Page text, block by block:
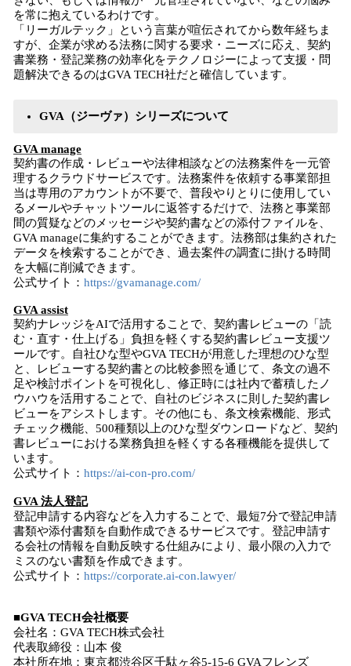
を常に抱えているわけです。
「リーガルテック」という言葉が喧伝されてから数年経ちま
すが、企業が求める法務に関する要求・ニーズに応え、契約
書業務・登記業務の効率化をテクノロジーによって支援・問
題解決できるのはGVA TECH社だと確信しています。
GVA（ジーヴァ）シリーズについて
GVA manage
契約書の作成・レビューや法律相談などの法務案件を一元管
理するクラウドサービスです。法務案件を依頼する事業部担
当は専用のアカウントが不要で、普段やりとりに使用してい
るメールやチャットツールに返答するだけで、法務と事業部
間の質疑などのメッセージや契約書などの添付ファイルを、
GVA manageに集約することができます。法務部は集約された
データを検索することができ、過去案件の調査に掛ける時間
を大幅に削減できます。
公式サイト： https://gvamanage.com/
GVA assist
契約ナレッジをAIで活用することで、契約書レビューの「読
む・直す・仕上げる」負担を軽くする契約書レビュー支援ツ
ールです。自社ひな型やGVA TECHが用意した理想のひな型
と、レビューする契約書との比較参照を通じて、条文の過不
足や検討ポイントを可視化し、修正時には社内で蓄積したノ
ウハウを活用することで、自社のビジネスに則した契約書レ
ビューをアシストします。その他にも、条文検索機能、形式
チェック機能、500種類以上のひな型ダウンロードなど、契約
書レビューにおける業務負担を軽くする各種機能を提供して
います。
公式サイト： https://ai-con-pro.com/
GVA 法人登記
登記申請する内容などを入力することで、最短7分で登記申請
書類や添付書類を自動作成できるサービスです。登記申請す
る会社の情報を自動反映する仕組みにより、最小限の入力で
ミスのない書類を作成できます。
公式サイト： https://corporate.ai-con.lawyer/
■GVA TECH会社概要
会社名：GVA TECH株式会社
代表取締役：山本 俊
本社所在地：東京都渋谷区千駄ヶ谷5-15-6 GVAフレンズ